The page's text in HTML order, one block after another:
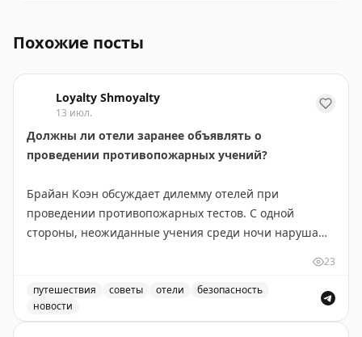
Похожие посты
Loyalty Shmoyalty
13 июл.
Должны ли отели заранее объявлять о
проведении противопожарных учений?
Брайан Коэн обсуждает дилемму отелей при
проведении противопожарных тестов. С одной
стороны, неожиданные учения среди ночи нарушают
неожиданности, что может снизить эффективность
подготовки к реальной чрезвычайной ситуации.
23
путешествия советы отели
безопасность
новости